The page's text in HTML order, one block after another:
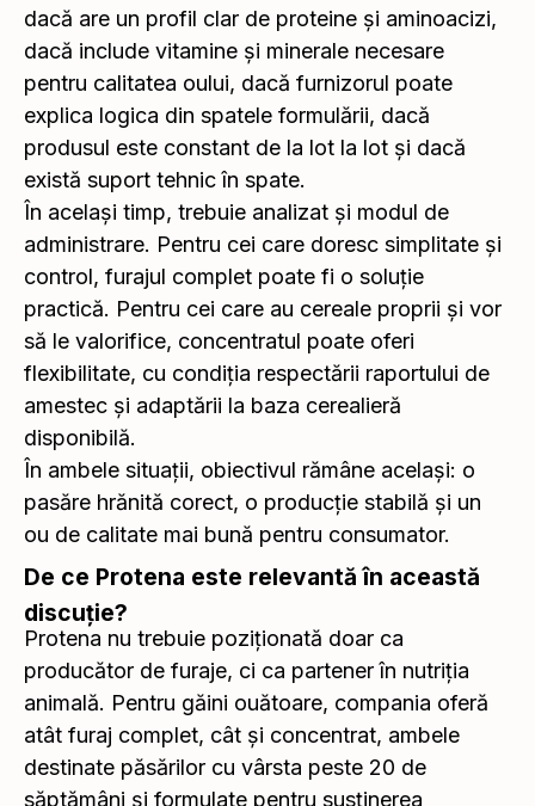
dacă are un profil clar de proteine și aminoacizi,
dacă include vitamine și minerale necesare
pentru calitatea oului, dacă furnizorul poate
explica logica din spatele formulării, dacă
produsul este constant de la lot la lot și dacă
există suport tehnic în spate.
În același timp, trebuie analizat și modul de
administrare. Pentru cei care doresc simplitate și
control, furajul complet poate fi o soluție
practică. Pentru cei care au cereale proprii și vor
să le valorifice, concentratul poate oferi
flexibilitate, cu condiția respectării raportului de
amestec și adaptării la baza cerealieră
disponibilă.
În ambele situații, obiectivul rămâne același: o
pasăre hrănită corect, o producție stabilă și un
ou de calitate mai bună pentru consumator.
De ce Protena este relevantă în această
discuție?
Protena nu trebuie poziționată doar ca
producător de furaje, ci ca partener în nutriția
animală. Pentru găini ouătoare, compania oferă
atât furaj complet, cât și concentrat, ambele
destinate păsărilor cu vârsta peste 20 de
săptămâni și formulate pentru susținerea